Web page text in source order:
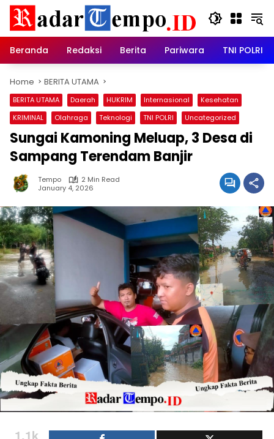
Skip
content
Beranda
Redaksi Berita Pariwara TNI POLRI
Home BERITA UTAMA
BERITA UTAMA Daerah HUKRIM Internasional
Kesehatan
KRIMINAL
Olahraga Teknologi TNI POLRI Uncategorized
Sungai Kamoning Meluap, 3 Desa di
Sampang Terendam Banjir
Tempo
2 Min Read
January 4, 2026
1.1k